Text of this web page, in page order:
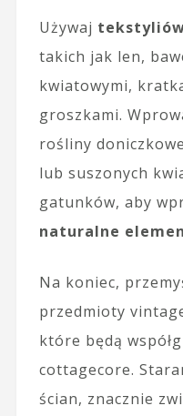
Używaj
takich jak len,
kwiatowymi,
groszkami.
rośliny
lub suszonych
gatunków, aby
naturalne
Na koniec,
przedmioty
które będą
cottagecore.
ścian, znacznie